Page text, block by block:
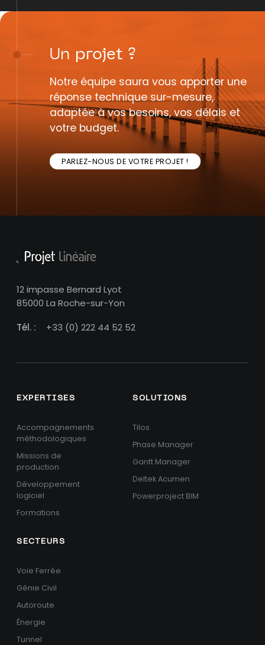
Un projet ?
Notre équipe saura vous apporter une
réponse technique sur-mesure,
adaptée à vos besoins, vos délais et
votre budget.
PARLEZ-NOUS DE VOTRE PROJET !
12 impasse Bernard Lyot
85000 La Roche-sur-Yon
Tél. :
+33 (0) 222 44 52 52
EXPERTISES
Accompagnements
méthodologiques
Missions de
production
Développement
logiciel
Formations
SOLUTIONS
Tilos
Phase Manager
Gantt Manager
Deltek Acumen
Powerproject BIM
SECTEURS
Voie Ferrée
Génie Civil
Autoroute
Énergie
Tunnel